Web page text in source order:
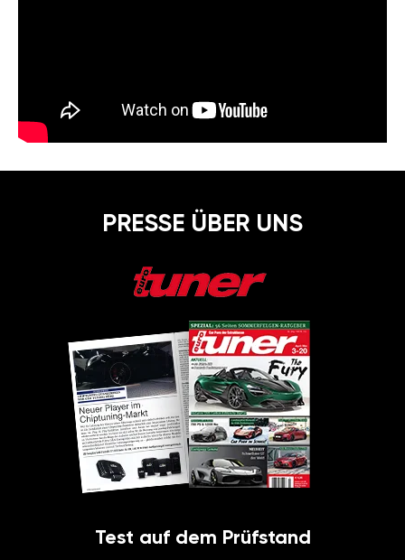
PRESSE ÜBER UNS
Test auf dem Prüfstand